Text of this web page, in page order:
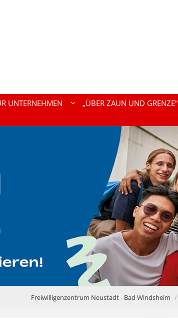
UNTERNEHMEN „ÜBER ZAUN UND GRENZE“
Freiwilligenzentrum Neustadt - Bad Windsheim